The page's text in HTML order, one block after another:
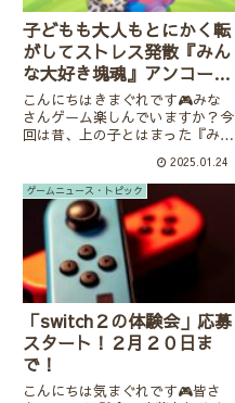
子どもも大人もとにかく転
がしてストレス発散『みん
な大好き塊魂』アンコー
ル/switch
こんにちはきまぐれです🎮みな
さんゲーム楽しんでいますか？今
回は昔、上の子とはまった『みん
す。ひたすら物を巻き込みながら
雪だるま式に塊を大きくしていく
のは無心になります。ara始めて
作ったキャラ弁はこのゲームの
キ...
2025.01.24
ゲームニュース・トピック
「switch２の体験会」応募
スタート！２月２０日ま
で！
こんにちは気まぐれです🎮皆さ